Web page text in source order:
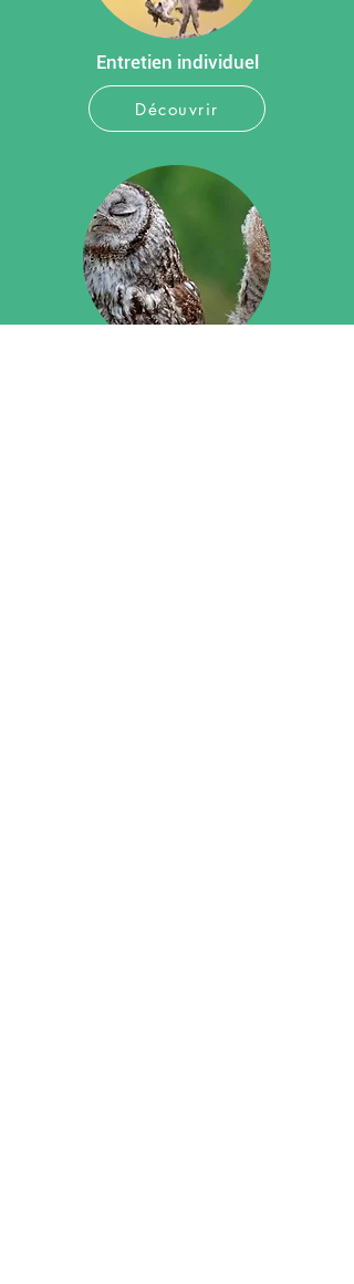
Entretien individuel
Découvrir